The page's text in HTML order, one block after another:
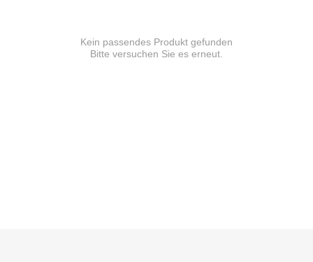
Kein passendes Produkt gefunden
Bitte versuchen Sie es erneut.